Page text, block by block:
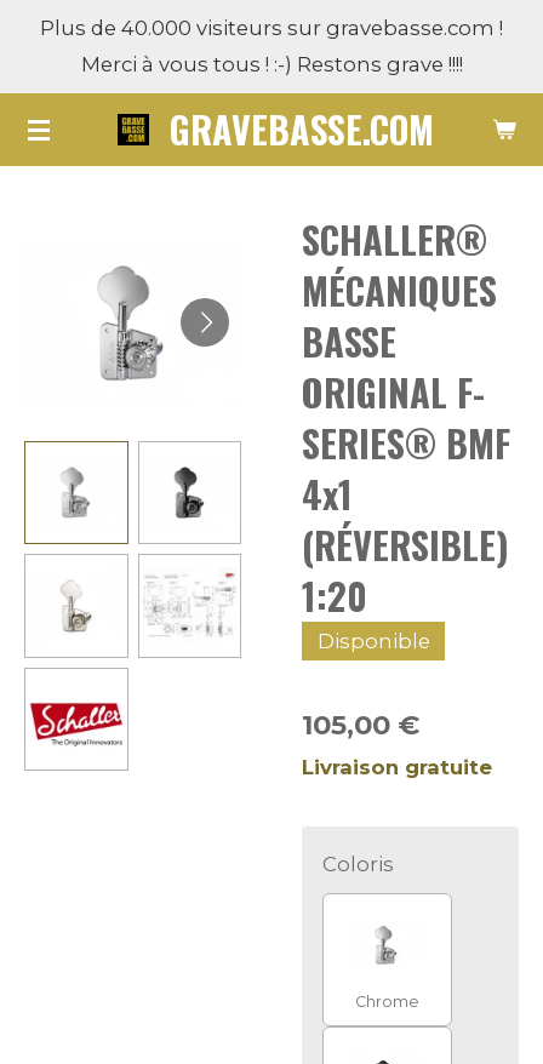
Passer
contenu
principal
GRAVEBASSE.COM
Plus de 40.000 visiteurs sur gravebasse.com !
Merci à vous tous ! :-) Restons grave !!!!
SCHALLER®
MÉCANIQUES
BASSE
ORIGINAL F-
SERIES® BMF
4x1
(RÉVERSIBLE)
1:20
Disponible
105,00 €
Livraison gratuite
Coloris
Chrome